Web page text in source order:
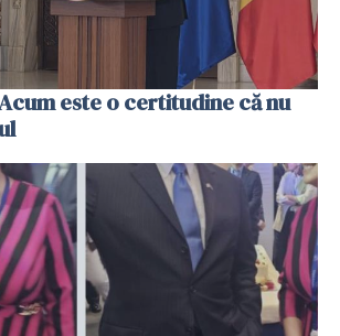
este o certitudine că nu